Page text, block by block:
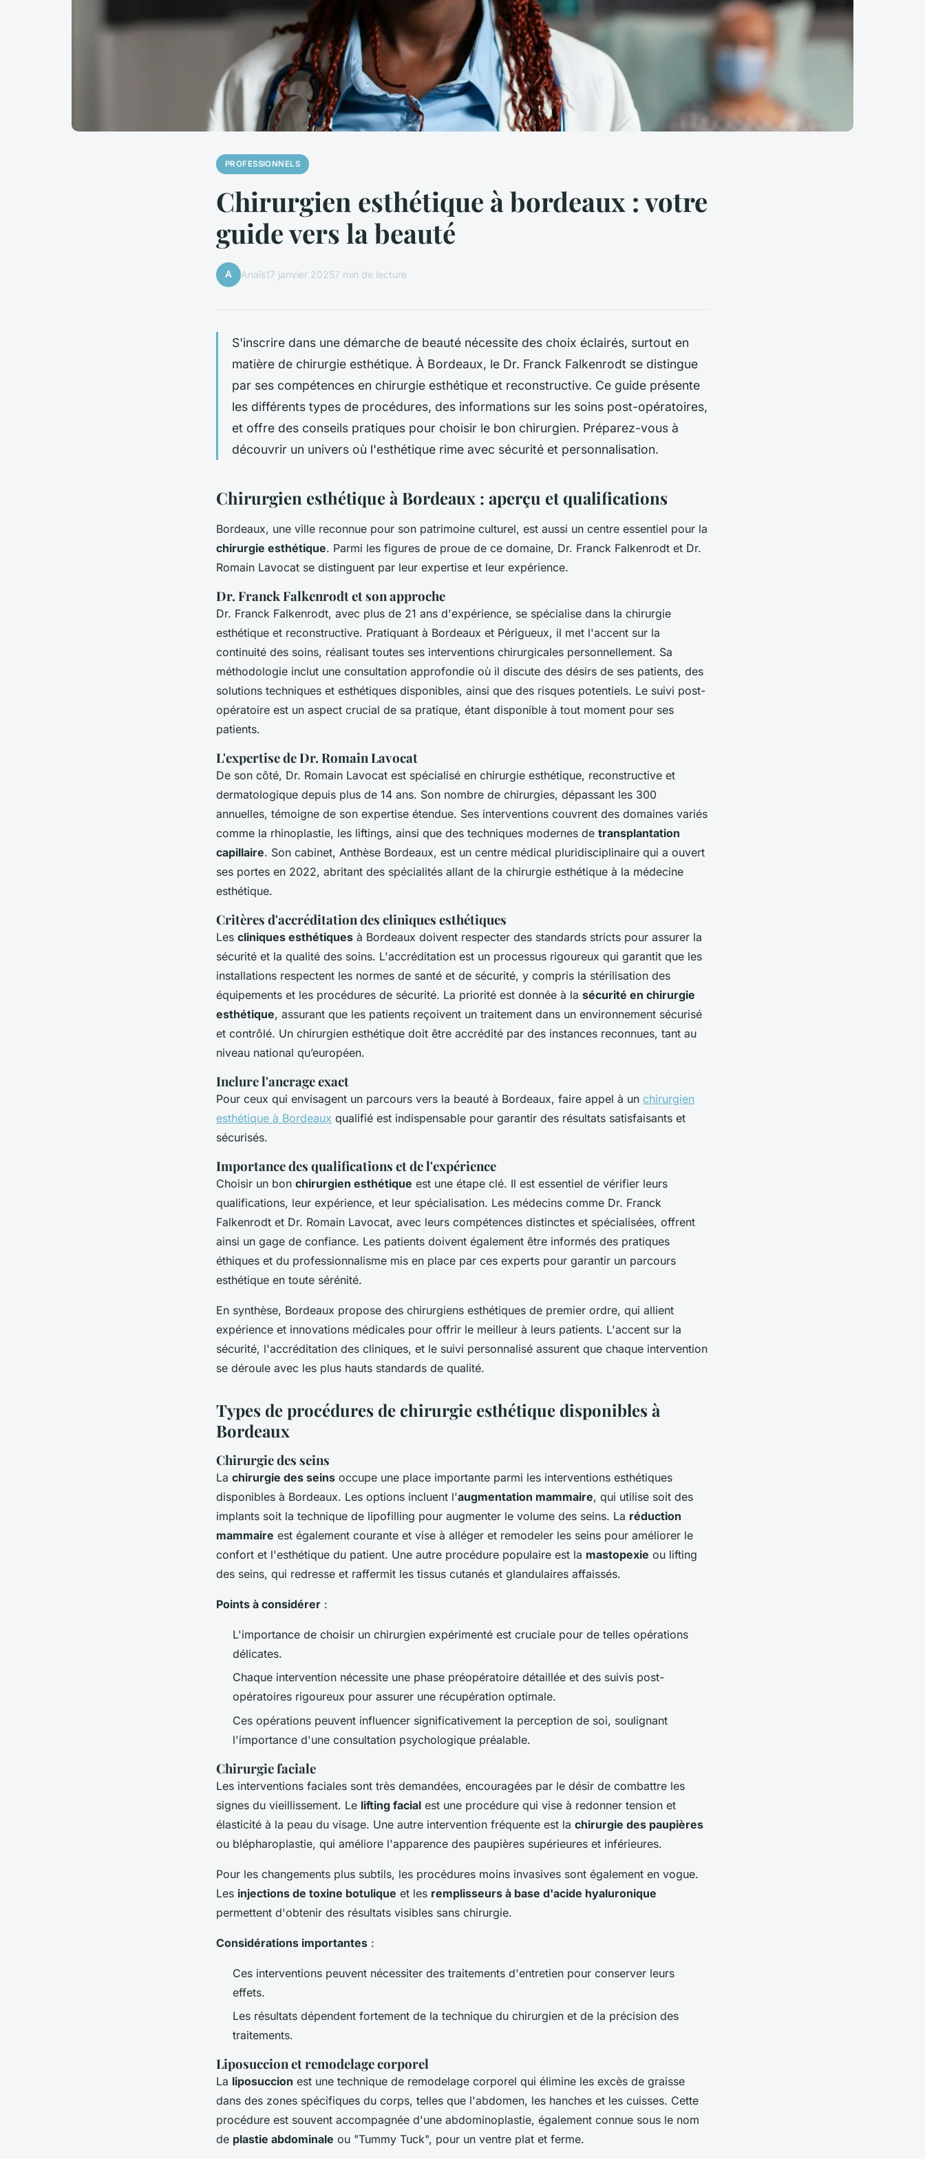
PROFESSIONNELS
Chirurgien esthétique à bordeaux : votre
guide vers la beauté
A Anaïs17 janvier 20257 min de lecture
S'inscrire dans une démarche de beauté nécessite des choix éclairés, surtout en
matière de chirurgie esthétique. À Bordeaux, le Dr. Franck Falkenrodt se distingue
par ses compétences en chirurgie esthétique et reconstructive. Ce guide présente
les différents types de procédures, des informations sur les soins post-opératoires,
et offre des conseils pratiques pour choisir le bon chirurgien. Préparez-vous à
découvrir un univers où l'esthétique rime avec sécurité et personnalisation.
Chirurgien esthétique à Bordeaux : aperçu et qualifications
Bordeaux, une ville reconnue pour son patrimoine culturel, est aussi un centre essentiel pour la
chirurgie esthétique. Parmi les figures de proue de ce domaine, Dr. Franck Falkenrodt et Dr.
Romain Lavocat se distinguent par leur expertise et leur expérience.
Dr. Franck Falkenrodt et son approche
Dr. Franck Falkenrodt, avec plus de 21 ans d'expérience, se spécialise dans la chirurgie
esthétique et reconstructive. Pratiquant à Bordeaux et Périgueux, il met l'accent sur la
continuité des soins, réalisant toutes ses interventions chirurgicales personnellement. Sa
méthodologie inclut une consultation approfondie où il discute des désirs de ses patients, des
solutions techniques et esthétiques disponibles, ainsi que des risques potentiels. Le suivi post-
opératoire est un aspect crucial de sa pratique, étant disponible à tout moment pour ses
patients.
L'expertise de Dr. Romain Lavocat
De son côté, Dr. Romain Lavocat est spécialisé en chirurgie esthétique, reconstructive et
dermatologique depuis plus de 14 ans. Son nombre de chirurgies, dépassant les 300
annuelles, témoigne de son expertise étendue. Ses interventions couvrent des domaines variés
comme la rhinoplastie, les liftings, ainsi que des techniques modernes de transplantation
capillaire. Son cabinet, Anthèse Bordeaux, est un centre médical pluridisciplinaire qui a ouvert
ses portes en 2022, abritant des spécialités allant de la chirurgie esthétique à la médecine
esthétique.
Critères d'accréditation des cliniques esthétiques
Les cliniques esthétiques à Bordeaux doivent respecter des standards stricts pour assurer la
sécurité et la qualité des soins. L'accréditation est un processus rigoureux qui garantit que les
installations respectent les normes de santé et de sécurité, y compris la stérilisation des
équipements et les procédures de sécurité. La priorité est donnée à la sécurité en chirurgie
esthétique, assurant que les patients reçoivent un traitement dans un environnement sécurisé
et contrôlé. Un chirurgien esthétique doit être accrédité par des instances reconnues, tant au
niveau national qu’européen.
Inclure l'ancrage exact
Pour ceux qui envisagent un parcours vers la beauté à Bordeaux, faire appel à un chirurgien
esthétique à Bordeaux qualifié est indispensable pour garantir des résultats satisfaisants et
sécurisés.
Importance des qualifications et de l'expérience
Choisir un bon chirurgien esthétique est une étape clé. Il est essentiel de vérifier leurs
qualifications, leur expérience, et leur spécialisation. Les médecins comme Dr. Franck
Falkenrodt et Dr. Romain Lavocat, avec leurs compétences distinctes et spécialisées, offrent
ainsi un gage de confiance. Les patients doivent également être informés des pratiques
éthiques et du professionnalisme mis en place par ces experts pour garantir un parcours
esthétique en toute sérénité.
En synthèse, Bordeaux propose des chirurgiens esthétiques de premier ordre, qui allient
expérience et innovations médicales pour offrir le meilleur à leurs patients. L'accent sur la
sécurité, l'accréditation des cliniques, et le suivi personnalisé assurent que chaque intervention
se déroule avec les plus hauts standards de qualité.
Types de procédures de chirurgie esthétique disponibles à
Bordeaux
Chirurgie des seins
La chirurgie des seins occupe une place importante parmi les interventions esthétiques
disponibles à Bordeaux. Les options incluent l'augmentation mammaire, qui utilise soit des
implants soit la technique de lipofilling pour augmenter le volume des seins. La réduction
mammaire est également courante et vise à alléger et remodeler les seins pour améliorer le
confort et l'esthétique du patient. Une autre procédure populaire est la mastopexie ou lifting
des seins, qui redresse et raffermit les tissus cutanés et glandulaires affaissés.
Points à considérer :
L'importance de choisir un chirurgien expérimenté est cruciale pour de telles opérations
délicates.
Chaque intervention nécessite une phase préopératoire détaillée et des suivis post-
opératoires rigoureux pour assurer une récupération optimale.
Ces opérations peuvent influencer significativement la perception de soi, soulignant
l'importance d'une consultation psychologique préalable.
Chirurgie faciale
Les interventions faciales sont très demandées, encouragées par le désir de combattre les
signes du vieillissement. Le lifting facial est une procédure qui vise à redonner tension et
élasticité à la peau du visage. Une autre intervention fréquente est la chirurgie des paupières
ou blépharoplastie, qui améliore l'apparence des paupières supérieures et inférieures.
Pour les changements plus subtils, les procédures moins invasives sont également en vogue.
Les injections de toxine botulique et les remplisseurs à base d'acide hyaluronique
permettent d'obtenir des résultats visibles sans chirurgie.
Considérations importantes :
Ces interventions peuvent nécessiter des traitements d'entretien pour conserver leurs
effets.
Les résultats dépendent fortement de la technique du chirurgien et de la précision des
traitements.
Liposuccion et remodelage corporel
La liposuccion est une technique de remodelage corporel qui élimine les excès de graisse
dans des zones spécifiques du corps, telles que l'abdomen, les hanches et les cuisses. Cette
procédure est souvent accompagnée d'une abdominoplastie, également connue sous le nom
de plastie abdominale ou "Tummy Tuck", pour un ventre plat et ferme.